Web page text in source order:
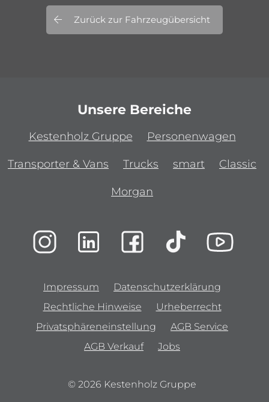
Zurück zur Fahrzeugübersicht
Unsere Bereiche
Kestenholz Gruppe Personenwagen
Transporter & Vans Trucks smart Classic
Morgan
Impressum
Datenschutzerklärung
Rechtliche Hinweise
Urheberrecht
Privatsphäreneinstellung
AGB Service
AGB Verkauf
Jobs
© 2026 Kestenholz Gruppe